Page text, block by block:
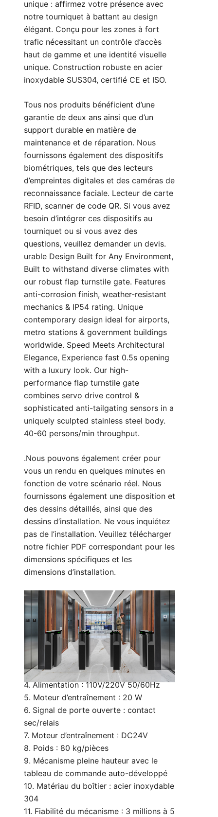
unique : affirmez votre présence avec
notre tourniquet à battant au design
élégant. Conçu pour les zones à fort
trafic nécessitant un contrôle d’accès
haut de gamme et une identité visuelle
unique. Construction robuste en acier
inoxydable SUS304, certifié CE et ISO.
Tous nos produits bénéficient d’une
garantie de deux ans ainsi que d’un
support durable en matière de
maintenance et de réparation. Nous
fournissons également des dispositifs
biométriques, tels que des lecteurs
d’empreintes digitales et des caméras de
reconnaissance faciale. Lecteur de carte
RFID, scanner de code QR. Si vous avez
besoin d’intégrer ces dispositifs au
tourniquet ou si vous avez des
questions, veuillez demander un devis.
urable Design Built for Any Environment,
Built to withstand diverse climates with
our robust flap turnstile gate. Features
anti-corrosion finish, weather-resistant
mechanics & IP54 rating. Unique
contemporary design ideal for airports,
metro stations & government buildings
worldwide. Speed Meets Architectural
Elegance, Experience fast 0.5s opening
with a luxury look. Our high-
performance flap turnstile gate
combines servo drive control &
sophisticated anti-tailgating sensors in a
uniquely sculpted stainless steel body.
40-60 persons/min throughput.
.Nous pouvons également créer pour
vous un rendu en quelques minutes en
fonction de votre scénario réel. Nous
fournissons également une disposition et
des dessins détaillés, ainsi que des
dessins d’installation. Ne vous inquiétez
pas de l’installation. Veuillez télécharger
notre fichier PDF correspondant pour les
dimensions spécifiques et les
dimensions d’installation.
Paramètres techniques :
1. Taille : 1500*300*980 mm (peut être
personnalisé)
2. Largeur de voie : 550 mm (peut être
personnalisé)
3. Vitesse de passage : 40 personne/min
4. Alimentation : 110V/220V 50/60Hz
5. Moteur d’entraînement : 20 W
6. Signal de porte ouverte : contact
sec/relais
7. Moteur d’entraînement : DC24V
8. Poids : 80 kg/pièces
9. Mécanisme pleine hauteur avec le
tableau de commande auto-développé
10. Matériau du boîtier : acier inoxydable
304
11. Fiabilité du mécanisme : 3 millions à 5